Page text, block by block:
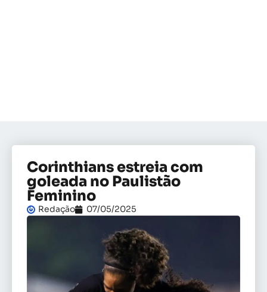
Corinthians estreia com
goleada no Paulistão
Feminino
Redação 07/05/2025